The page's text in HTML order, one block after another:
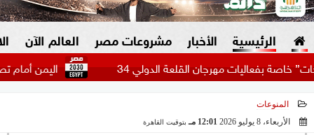
الرئيسية الأخبار
السياسة
مشروعات مصر العالم الآن
اليمن أمام تصعيد مهرجان القلعة الدولي 34
المنوعات
الأربعاء، 8 يوليو 2026
12:01 مـ بتوقيت القاهرة